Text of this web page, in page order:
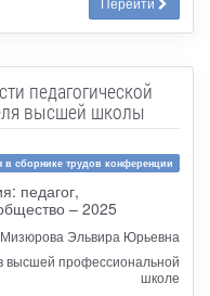
педагогической
высшей школы
в сборнике трудов конференции
педагог,
– 2025
Мизюрова Эльвира Юрьевна
высшей профессиональной
школе